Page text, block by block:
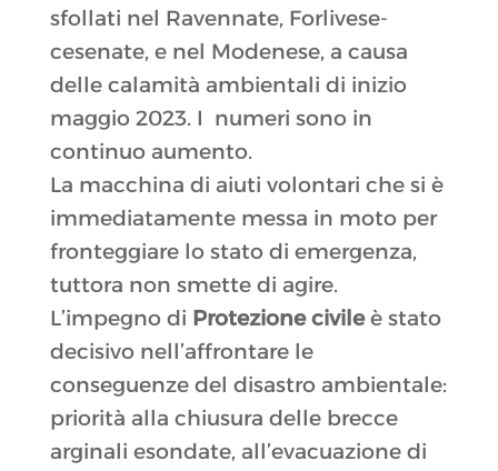
sfollati nel Ravennate, Forlivese-
cesenate, e nel Modenese, a causa
delle calamità ambientali di inizio
maggio 2023. I numeri sono in
continuo aumento.
La macchina di aiuti volontari che si è
immediatamente messa in moto per
fronteggiare lo stato di emergenza,
tuttora non smette di agire.
L’impegno di Protezione civileè stato
decisivo nell’affrontare le
conseguenze del disastro ambientale:
priorità alla chiusura delle brecce
arginali esondate, all’evacuazione di